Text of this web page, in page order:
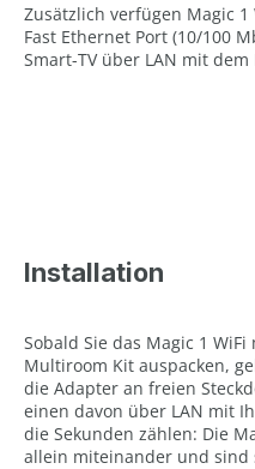
Zusätzlich verfügen Magic
Fast Ethernet Port (10/100
Smart-TV über LAN mit
Installation
Sobald Sie das Magic 1
Multiroom Kit auspacken,
die Adapter an freien
einen davon über LAN mit
die Sekunden zählen: Die
allein miteinander und sind